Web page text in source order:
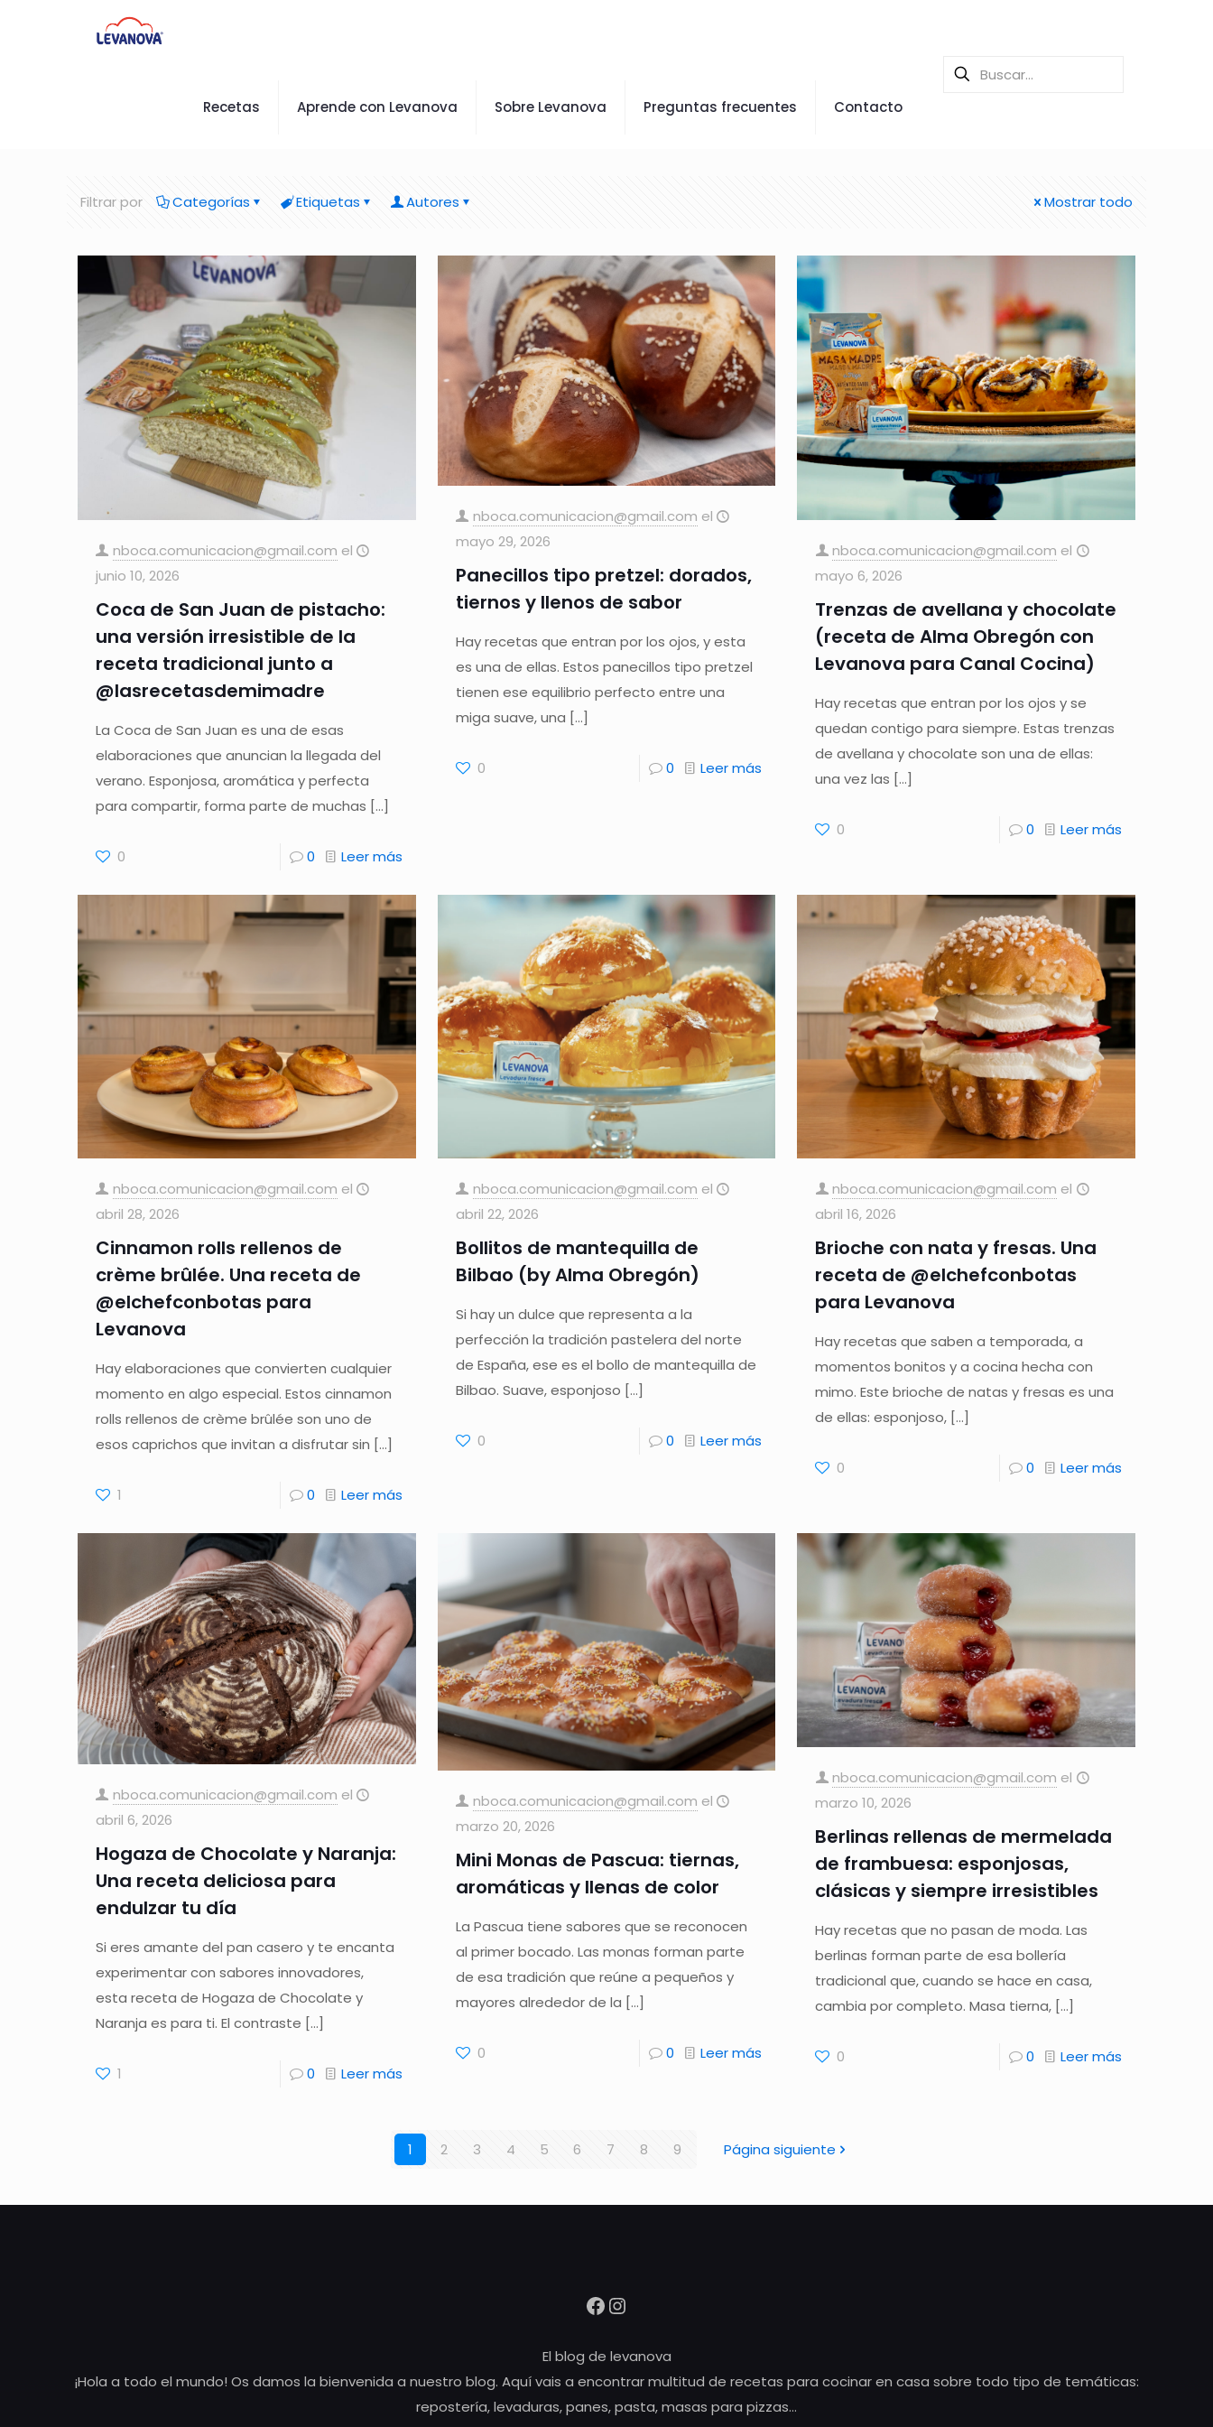
Recetas Aprende con Levanova Sobre Levanova Preguntas frecuentes Contacto
Filtrar por Categorías Etiquetas Autores Mostrar todo
nboca.comunicacion@gmail.com el
junio 10, 2026
Coca de San Juan de pistacho:
una versión irresistible de la
receta tradicional junto a
@lasrecetasdemimadre
La Coca de San Juan es una de esas
elaboraciones que anuncian la llegada del
verano. Esponjosa, aromática y perfecta
para compartir, forma parte de muchas […]
0 0 Leer más
nboca.comunicacion@gmail.com el
mayo 29, 2026
Panecillos tipo pretzel: dorados,
tiernos y llenos de sabor
Hay recetas que entran por los ojos, y esta
es una de ellas. Estos panecillos tipo pretzel
tienen ese equilibrio perfecto entre una
miga suave, una […]
0 0 Leer más
nboca.comunicacion@gmail.com el
mayo 6, 2026
Trenzas de avellana y chocolate
(receta de Alma Obregón con
Levanova para Canal Cocina)
Hay recetas que entran por los ojos y se
quedan contigo para siempre. Estas trenzas
de avellana y chocolate son una de ellas:
una vez las […]
0 0 Leer más
nboca.comunicacion@gmail.com el
abril 28, 2026
Cinnamon rolls rellenos de
crème brûlée. Una receta de
@elchefconbotas para
Levanova
Hay elaboraciones que convierten cualquier
momento en algo especial. Estos cinnamon
rolls rellenos de crème brûlée son uno de
esos caprichos que invitan a disfrutar sin […]
1 0 Leer más
nboca.comunicacion@gmail.com el
abril 22, 2026
Bollitos de mantequilla de
Bilbao (by Alma Obregón)
Si hay un dulce que representa a la
perfección la tradición pastelera del norte
de España, ese es el bollo de mantequilla de
Bilbao. Suave, esponjoso […]
0 0 Leer más
nboca.comunicacion@gmail.com el
abril 16, 2026
Brioche con nata y fresas. Una
receta de @elchefconbotas
para Levanova
Hay recetas que saben a temporada, a
momentos bonitos y a cocina hecha con
mimo. Este brioche de natas y fresas es una
de ellas: esponjoso, […]
0 0 Leer más
nboca.comunicacion@gmail.com el
abril 6, 2026
Hogaza de Chocolate y Naranja:
Una receta deliciosa para
endulzar tu día
Si eres amante del pan casero y te encanta
experimentar con sabores innovadores,
esta receta de Hogaza de Chocolate y
Naranja es para ti. El contraste […]
1 0 Leer más
nboca.comunicacion@gmail.com el
marzo 20, 2026
Mini Monas de Pascua: tiernas,
aromáticas y llenas de color
La Pascua tiene sabores que se reconocen
al primer bocado. Las monas forman parte
de esa tradición que reúne a pequeños y
mayores alrededor de la […]
0 0 Leer más
nboca.comunicacion@gmail.com el
marzo 10, 2026
Berlinas rellenas de mermelada
de frambuesa: esponjosas,
clásicas y siempre irresistibles
Hay recetas que no pasan de moda. Las
berlinas forman parte de esa bollería
tradicional que, cuando se hace en casa,
cambia por completo. Masa tierna, […]
0 0 Leer más
1 2 3 4 5 6 7 8 9 Página siguiente
Facebook
Instagram
El blog de levanova
¡Hola a todo el mundo! Os damos la bienvenida a nuestro blog. Aquí vais a encontrar multitud de recetas para cocinar en casa sobre todo tipo de temáticas:
repostería, levaduras, panes, pasta, masas para pizzas…